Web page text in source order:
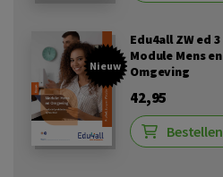
Nieuw
Edu4all ZW ed 3
Module Mens en
Omgeving
42,95
Bestellen